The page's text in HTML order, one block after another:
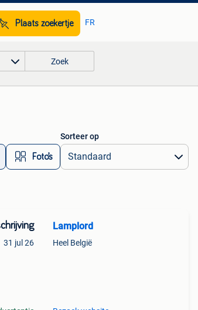
Plaats zoekertje FR
Zoek
Foto’s
Sorteer op
31 jul 26
Lamplord
Heel België